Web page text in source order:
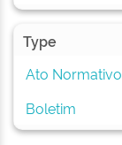
Type
Ato Normativo
Boletim